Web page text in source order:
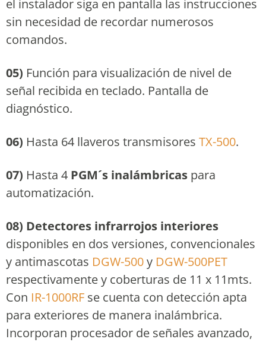
el instalador siga en pantalla las instrucciones
sin necesidad de recordar numerosos
comandos.
05) Función para visualización de nivel de
señal recibida en teclado. Pantalla de
diagnóstico.
06) Hasta 64 llaveros transmisores TX-500.
07) Hasta 4 PGM´s inalámbricas para
automatización.
08) Detectores infrarrojos interiores
disponibles en dos versiones, convencionales
y antimascotas DGW-500y DGW-500PET
respectivamente y coberturas de 11 x 11mts.
Con IR-1000RF se cuenta con detección apta
para exteriores de manera inalámbrica.
Incorporan procesador de señales avanzado,